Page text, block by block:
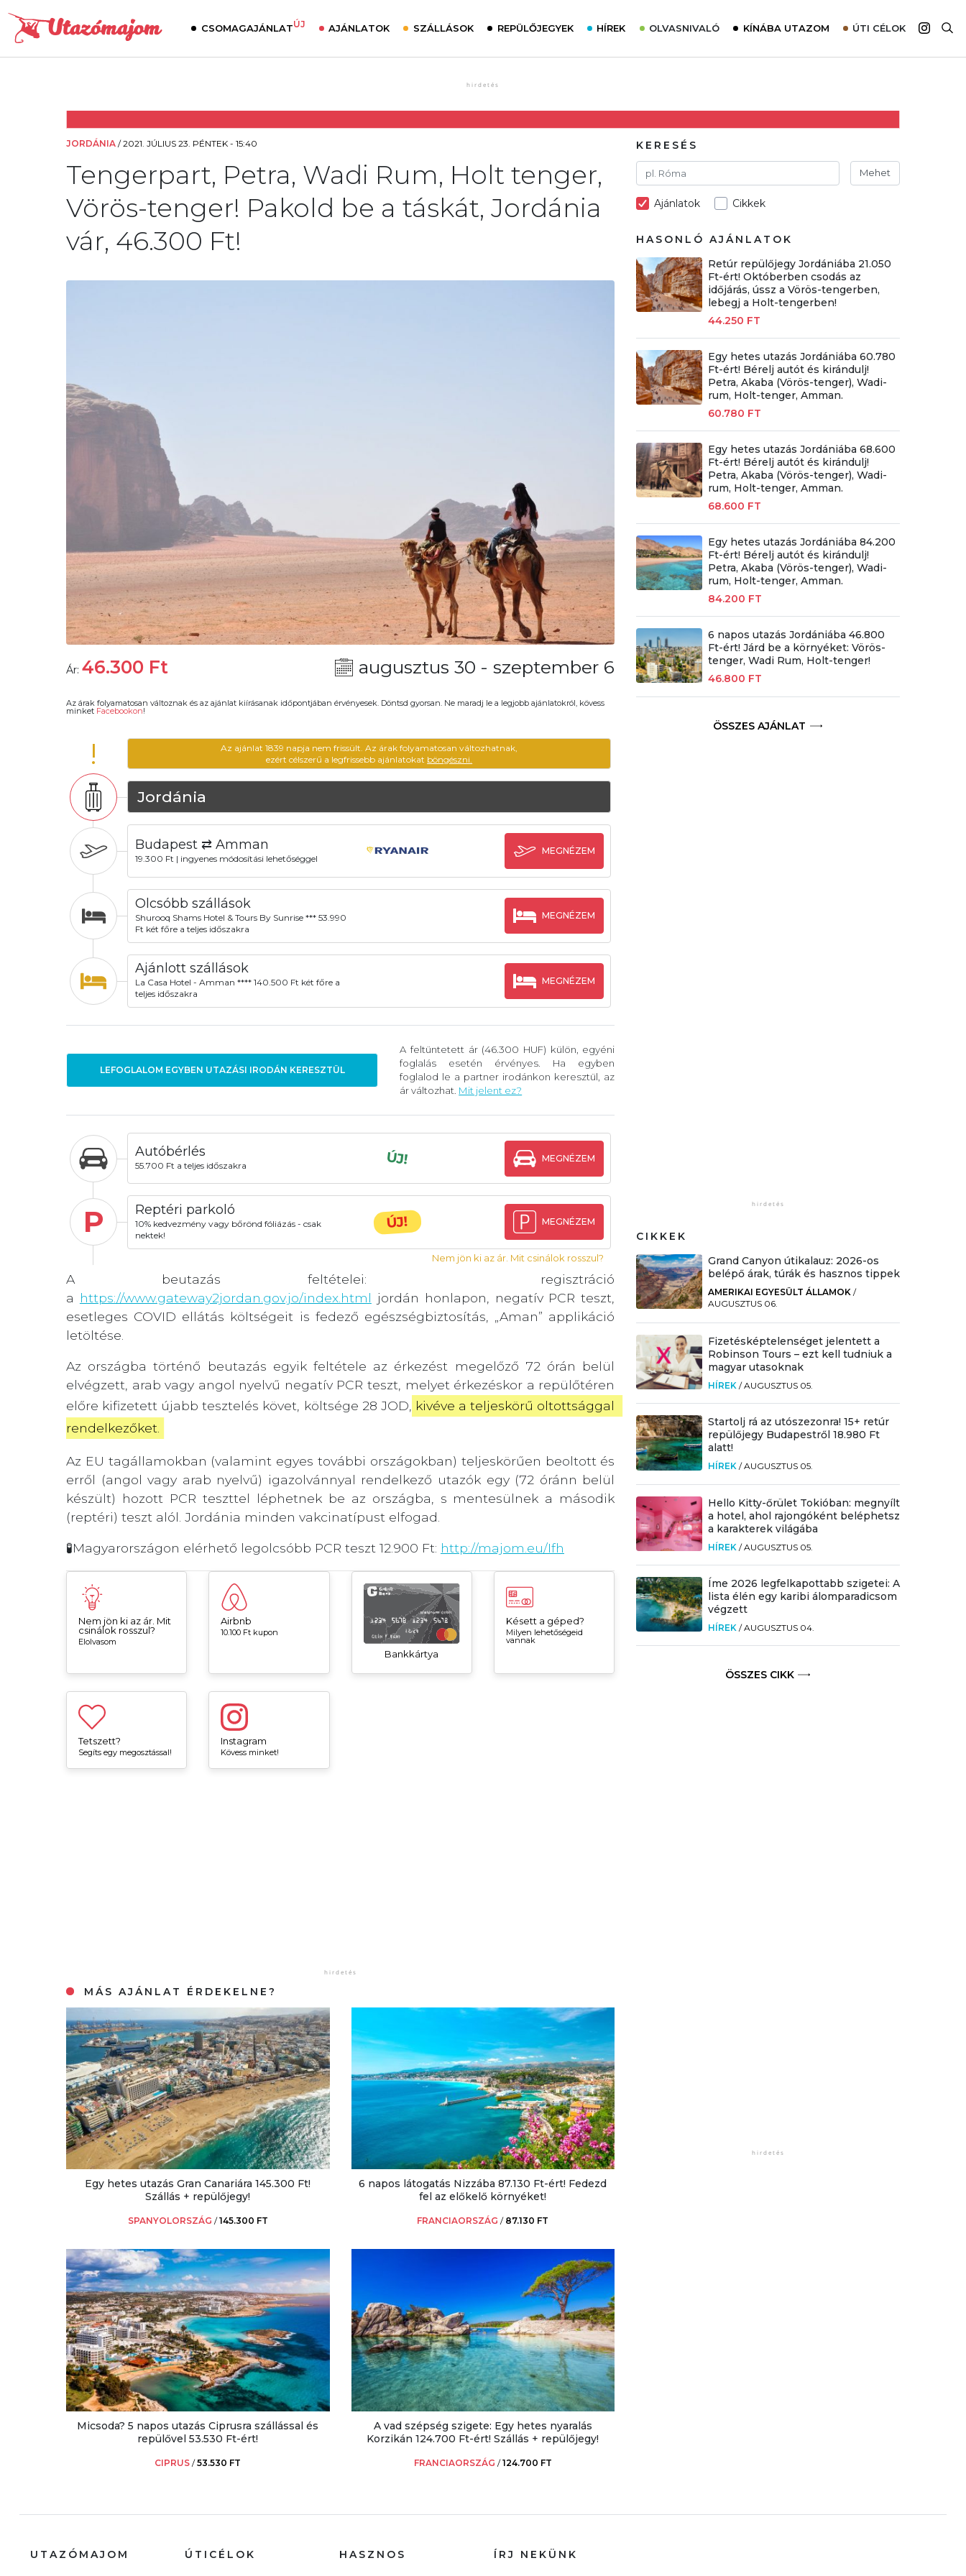
CSOMAGAJÁNLATÚJ AJÁNLATOK SZÁLLÁSOK REPÜLŐJEGYEK HÍREK OLVASNIVALÓ
Utazómajom – CitySIM kártya a világutazóknak
Élménybeszámolók
Szállodalátogatás
Sajtómegjelenések
KÍNÁBA UTAZOM ÚTI CÉLOK
Afrika
JORDÁNIA /2021. JÚLIUS 23. PÉNTEK - 15:40
Tengerpart, Petra, Wadi Rum, Holt tenger,
Vörös-tenger! Pakold be a táskát, Jordánia
vár, 46.300 Ft!
Ár: 46.300 Ft augusztus 30 - szeptember 6
Az árak folyamatosan változnak és az ajánlat kiírásanak időpontjában érvényesek. Döntsd gyorsan. Ne maradj le a legjobb ajánlatokról, kövess
minket Facebookon!
!
Az ajánlat 1839 napja nem frissült. Az árak folyamatosan változhatnak,
ezért célszerű a legfrissebb ajánlatokat böngészni.
Jordánia
Budapest ⇄ Amman
19.300 Ft | ingyenes módosítási lehetőséggel
MEGNÉZEM
Olcsóbb szállások
Shurooq Shams Hotel & Tours By Sunrise *** 53.990
Ft két főre a teljes időszakra
MEGNÉZEM
Ajánlott szállások
La Casa Hotel - Amman **** 140.500 Ft két főre a
teljes időszakra
MEGNÉZEM
LEFOGLALOM EGYBEN UTAZÁSI IRODÁN KERESZTÜL
A feltüntetett ár (46.300 HUF) külön, egyéni
foglalás esetén érvényes. Ha egyben
foglalod le a partner irodánkon keresztül, az
ár változhat. Mit jelent ez?
Autóbérlés
55.700 Ft a teljes időszakra ÚJ! MEGNÉZEM
P Reptéri parkoló
10% kedvezmény vagy bőrönd fóliázás - csak
nektek!
ÚJ! MEGNÉZEM
Nem jön ki az ár. Mit csinálok rosszul?
A beutazás feltételei: regisztráció
a https://www.gateway2jordan.gov.jo/index.html jordán honlapon, negatív PCR teszt,
esetleges COVID ellátás költségeit is fedező egészségbiztosítás, „Aman” applikáció
letöltése.
Az országba történő beutazás egyik feltétele az érkezést megelőző 72 órán belül
elvégzett, arab vagy angol nyelvű negatív PCR teszt, melyet érkezéskor a repülőtéren
előre kifizetett újabb tesztelés követ, költsége 28 JOD, kivéve a teljeskörű oltottsággal
rendelkezőket.
Az EU tagállamokban (valamint egyes további országokban) teljeskörűen beoltott és
erről (angol vagy arab nyelvű) igazolvánnyal rendelkező utazók egy (72 óránn belül
készült) hozott PCR teszttel léphetnek be az országba, s mentesülnek a második
(reptéri) teszt alól. Jordánia minden vakcinatípust elfogad.
🧪Magyarországon elérhető legolcsóbb PCR teszt 12.900 Ft: http://majom.eu/Ifh
Nem jön ki az ár. Mit
csinálok rosszul?
Elolvasom
Airbnb
10.100 Ft kupon
Bankkártya
Késett a géped?
Milyen lehetőségeid
vannak
Tetszett?
Segíts egy megosztással!
Instagram
Kövess minket!
MÁS AJÁNLAT ÉRDEKELNE?
Egy hetes utazás Gran Canariára 145.300 Ft!
Szállás + repülőjegy!
SPANYOLORSZÁG /145.300 FT
6 napos látogatás Nizzába 87.130 Ft-ért! Fedezd
fel az előkelő környéket!
FRANCIAORSZÁG / 87.130 FT
Micsoda? 5 napos utazás Ciprusra szállással és
repülővel 53.530 Ft-ért!
CIPRUS /53.530 FT
A vad szépség szigete: Egy hetes nyaralás
Korzikán 124.700 Ft-ért! Szállás + repülőjegy!
FRANCIAORSZÁG /124.700 FT
KERESÉS
Mehet
Ajánlatok Cikkek
HASONLÓ AJÁNLATOK
Retúr repülőjegy Jordániába 21.050
Ft-ért! Októberben csodás az
időjárás, ússz a Vörös-tengerben,
lebegj a Holt-tengerben!
44.250 FT
Egy hetes utazás Jordániába 60.780
Ft-ért! Bérelj autót és kirándulj!
Petra, Akaba (Vörös-tenger), Wadi-
rum, Holt-tenger, Amman.
60.780 FT
Egy hetes utazás Jordániába 68.600
Ft-ért! Bérelj autót és kirándulj!
Petra, Akaba (Vörös-tenger), Wadi-
rum, Holt-tenger, Amman.
68.600 FT
Egy hetes utazás Jordániába 84.200
Ft-ért! Bérelj autót és kirándulj!
Petra, Akaba (Vörös-tenger), Wadi-
rum, Holt-tenger, Amman.
84.200 FT
6 napos utazás Jordániába 46.800
Ft-ért! Járd be a környéket: Vörös-
tenger, Wadi Rum, Holt-tenger!
46.800 FT
ÖSSZES AJÁNLAT
CIKKEK
Grand Canyon útikalauz: 2026-os
belépő árak, túrák és hasznos tippek
AMERIKAI EGYESÜLT ÁLLAMOK /
AUGUSZTUS 06.
Fizetésképtelenséget jelentett a
Robinson Tours – ezt kell tudniuk a
magyar utasoknak
HÍREK /AUGUSZTUS 05.
Startolj rá az utószezonra! 15+ retúr
repülőjegy Budapestről 18.980 Ft
alatt!
HÍREK /AUGUSZTUS 05.
Hello Kitty-őrület Tokióban: megnyílt
a hotel, ahol rajongóként beléphetsz
a karakterek világába
HÍREK /AUGUSZTUS 05.
Íme 2026 legfelkapottabb szigetei: A
lista élén egy karibi álomparadicsom
végzett
HÍREK /AUGUSZTUS 04.
ÖSSZES CIKK
UTAZÓMAJOM ÚTICÉLOK HASZNOS ÍRJ NEKÜNK